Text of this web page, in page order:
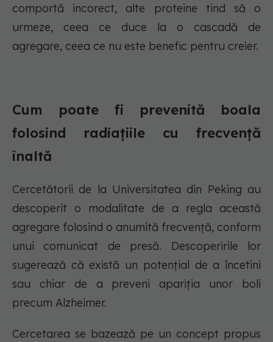
comportă incorect, alte proteine tind să o
urmeze, ceea ce duce la o cascadă de
agregare, ceea ce nu este benefic pentru creier.
Cum poate fi prevenită boala
folosind radiațiile cu frecvență
înaltă
Cercetătorii de la Universitatea din Peking au
descoperit o modalitate de a regla această
agregare folosind o anumită frecvență, conform
unui comunicat de presă. Descoperirile lor
sugerează că există un potențial de a încetini
sau chiar de a preveni apariția unor boli
precum Alzheimer.
Cercetarea se bazează pe un concept propus